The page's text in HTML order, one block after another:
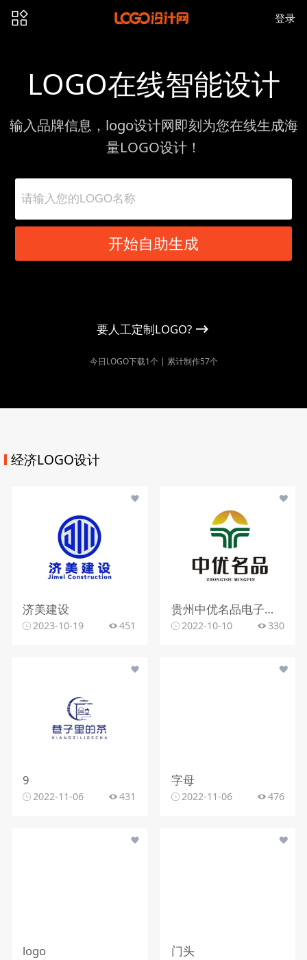
登录
LOGO在线智能设计
输入品牌信息，logo设计网即刻为您在线生成海
量LOGO设计！
开始自助生成
要人工定制LOGO?
今日LOGO下载1个 | 累计制作57个
经济LOGO设计
济美建设
2023-10-19 451
贵州中优名品电子商务有限公司LOGO
2022-10-10 330
9
2022-11-06 431
字母
2022-11-06 476
logo 门头